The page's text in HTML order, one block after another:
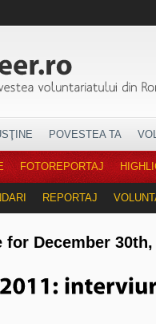
POVESTEA TA
FOTOREPORTAJ
REPORTAJ
for December 30th,